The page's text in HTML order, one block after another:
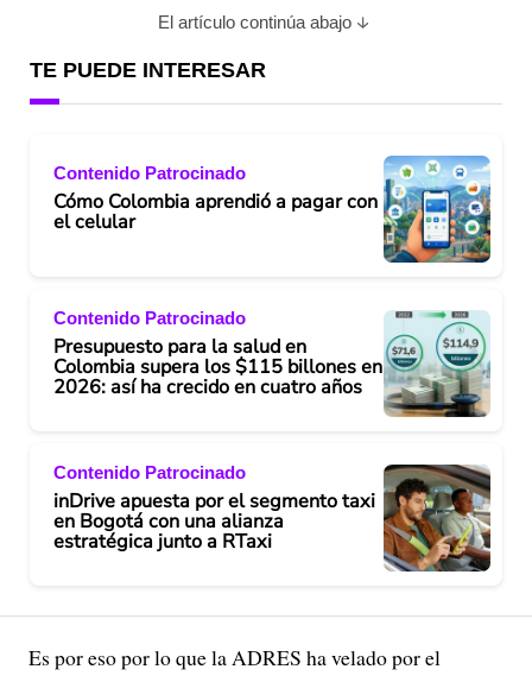
El artículo continúa abajo
TE PUEDE INTERESAR
Contenido Patrocinado
Cómo Colombia aprendió a pagar con
el celular
Contenido Patrocinado
Presupuesto para la salud en
Colombia supera los $115 billones en
2026: así ha crecido en cuatro años
Contenido Patrocinado
inDrive apuesta por el segmento taxi
en Bogotá con una alianza
estratégica junto a RTaxi
Es por eso por lo que la ADRES ha velado por el